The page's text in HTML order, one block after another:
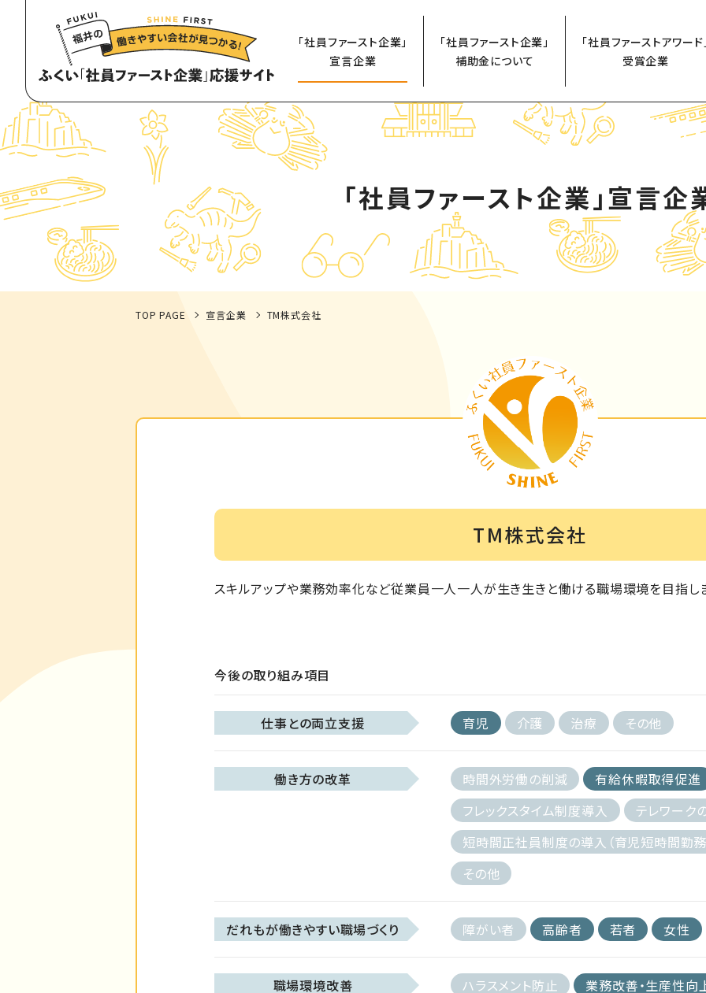
「社員ファースト企業」
宣言企業
「社員ファースト企業」
補助金について
「社員ファーストアワード
受賞企業
「社員ファースト企業」宣言企
TOP PAGE 宣言企業 TM株式会社
TM株式会社
スキルアップや業務効率化など従業員一人一人が生き生きと働ける職場環境を目指し
今後の取り組み項目
仕事との両立支援 育児 介護 治療 その他
働き方の改革 時間外労働の削減
有給休暇取得促進
フレックスタイム制度導入
テレワーク
短時間正社員制度の導入（育児短時間勤務
その他
だれもが働きやすい職場づくり 障がい者 高齢者 若者 女性
職場環境改善 ハラスメント防止
業務改善・生産性向